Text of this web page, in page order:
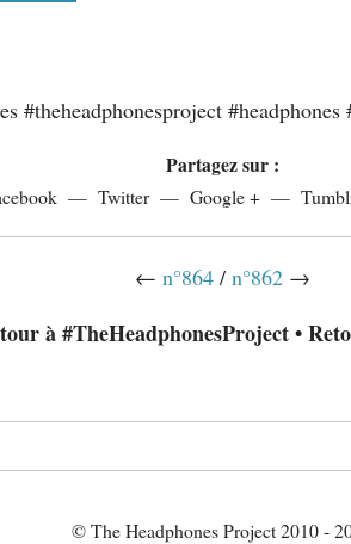
#theheadphonesproject
Partagez sur :
Twitter Google +
← n°864/ n°862→
à #TheHeadphonesProject•
© The Headphones Project 2010 -